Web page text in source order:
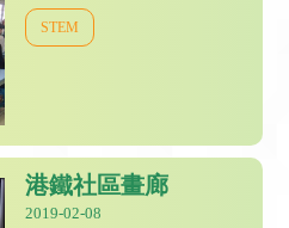
STEM
港鐵社區畫廊
2019-02-08